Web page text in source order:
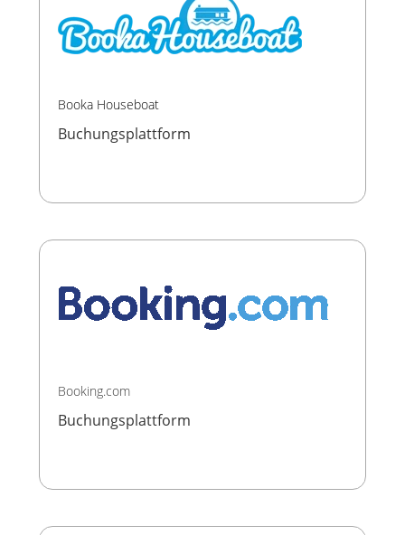
Booka Houseboat
Buchungsplattform
Booking.com
Buchungsplattform